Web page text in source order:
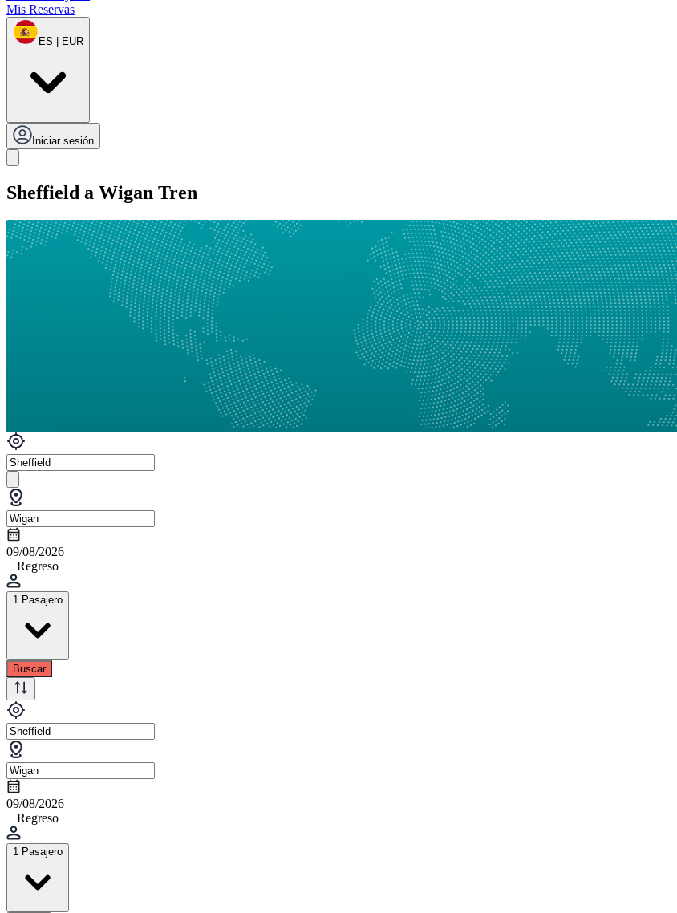
Mis Reservas
ES | EUR
Iniciar sesión
Sheffield a Wigan Tren
09/08/2026
+ Regreso
1 Pasajero
Buscar
09/08/2026
+ Regreso
1 Pasajero